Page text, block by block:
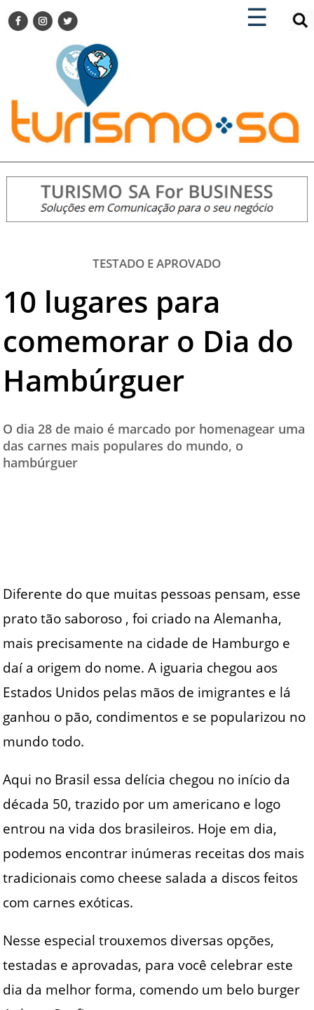
☰
×
TURISMO SA FOR BUSINESS
DESTINOS NACIONAIS
DESTINOS INTERNACIONAIS
CITY BREAK
TURISMO E MERCADO
EVENTOS
HOTELARIA
DICAS
TURISMO SA TV
TESTADO E APROVADO
PARCEIROS
CONTATO
×
ENCONTRE SUA NOTÍCIA
TESTADO E APROVADO
10 lugares para
comemorar o Dia do
Hambúrguer
O dia 28 de maio é marcado por homenagear uma
das carnes mais populares do mundo, o
hambúrguer
Diferente do que muitas pessoas pensam, esse
prato tão saboroso , foi criado na Alemanha,
mais precisamente na cidade de Hamburgo e
daí a origem do nome. A iguaria chegou aos
Estados Unidos pelas mãos de imigrantes e lá
ganhou o pão, condimentos e se popularizou no
mundo todo.
Aqui no Brasil essa delícia chegou no início da
década 50, trazido por um americano e logo
entrou na vida dos brasileiros. Hoje em dia,
podemos encontrar inúmeras receitas dos mais
tradicionais como cheese salada a discos feitos
com carnes exóticas.
Nesse especial trouxemos diversas opções,
testadas e aprovadas, para você celebrar este
dia da melhor forma, comendo um belo burger